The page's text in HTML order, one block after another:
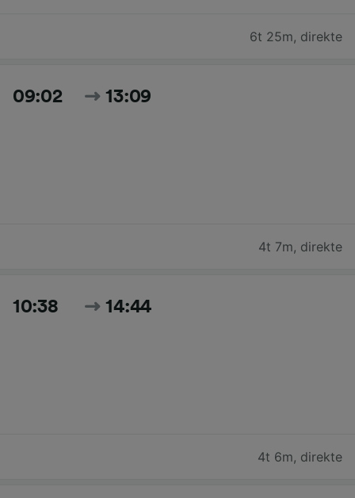
6t 25m, direkte
09:02 13:09
4t 7m, direkte
10:38 14:44
4t 6m, direkte